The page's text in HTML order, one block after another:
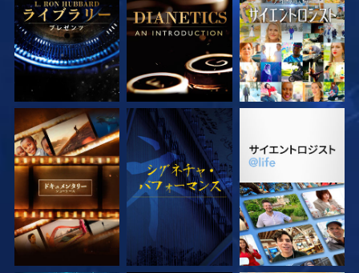
シリーズを探求 観る シリーズを探求